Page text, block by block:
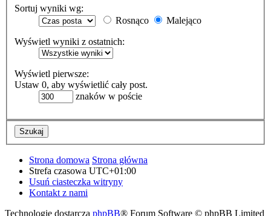
Sortuj wyniki wg:
Rosnąco
Malejąco
Wyświetl wyniki z ostatnich:
Wyświetl pierwsze:
Ustaw 0, aby wyświetlić cały post.
znaków w poście
Strona domowa Strona główna
Strefa czasowa UTC+01:00
Usuń ciasteczka witryny
Kontakt z nami
Technologię dostarcza phpBB® Forum Software © phpBB Limited